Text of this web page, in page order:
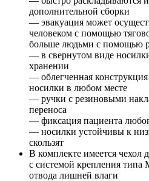
дополнительной сборки
— эвакуация может
человеком с помощью
больше людьми с помощью
— в свернутом виде
хранении
— облегченная конструкция
носилки в любом месте
— ручки с резиновыми
переноса
— фиксация пациента
— носилки устойчивы к
скользят
В комплекте имеется чехол
с системой крепления
отвода лишней влаги